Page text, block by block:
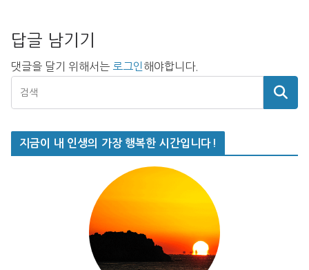
답글 남기기
댓글을 달기 위해서는 로그인 해야합니다.
지금이 내 인생의 가장 행복한 시간입니다!